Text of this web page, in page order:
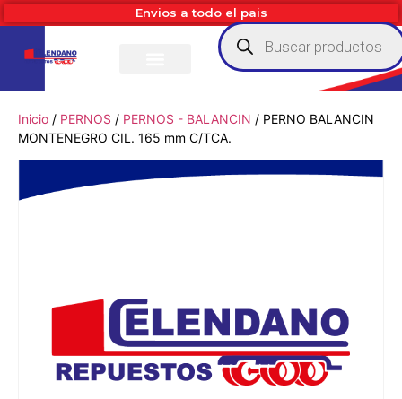
Envios a todo el pais
Inicio / PERNOS / PERNOS - BALANCIN / PERNO BALANCIN
MONTENEGRO CIL. 165 mm C/TCA.